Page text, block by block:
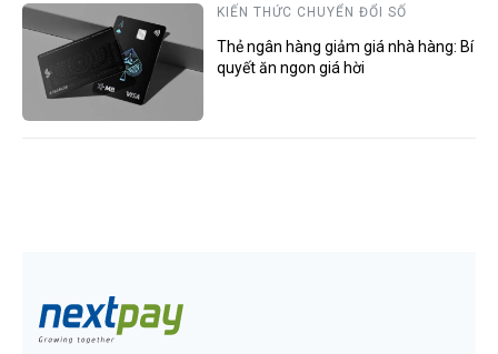
KIẾN THỨC CHUYỂN ĐỔI SỐ
Thẻ ngân hàng giảm giá nhà hàng: Bí
quyết ăn ngon giá hời